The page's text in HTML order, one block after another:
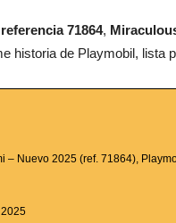
referencia 71864,
historia de Playmobil, lista
– Nuevo 2025 (ref. 71864),